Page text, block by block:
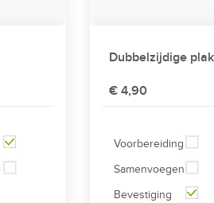
Dubbelzijdige
€ 4,90
Voorbereiding
Samenvoegen
Bevestiging